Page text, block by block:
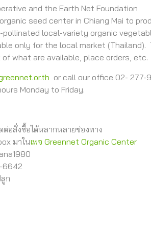
and the Earth Net Foundation
seed center in Chiang Mai to
pollinated local-variety organic
only for the local market (Thailand).
what are available, place orders, etc.
or call our office 02- 277-
Monday to Friday.
ต่อสั่งซื้อได้หลากหลายช่องทาง
มาในเพจ Greennet Organic Center
6642
ก